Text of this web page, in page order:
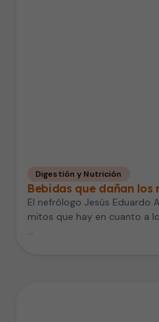
Digestión y Nutrición
Bebidas que dañan los
El nefrólogo Jesús Eduardo
mitos que hay en cuanto a